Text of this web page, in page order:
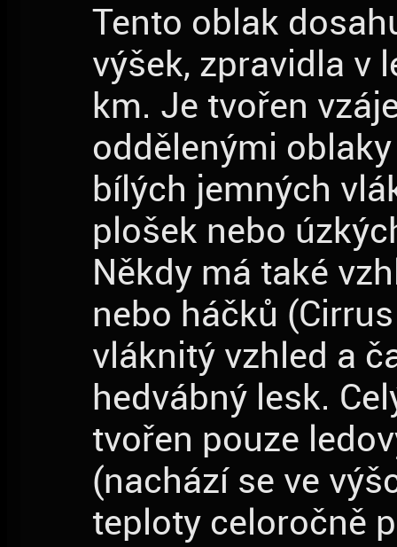
Tento oblak
výšek, zpravidla v
km. Je tvořen
oddělenými
bílých jemných
plošek nebo
Někdy má také
nebo háčků
vláknitý vzhled a
hedvábný lesk.
tvořen pouze
(nachází se ve
teploty celoročně